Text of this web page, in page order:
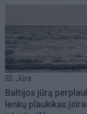
Jūra
Baltijos jūrą
lenkų plaukikas